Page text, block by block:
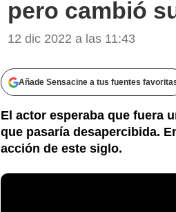
pero cambió
12 dic 2022 a las 11:43
Añade Sensacine a tus fuentes
El actor esperaba que fuera
que pasaría desapercibida.
acción de este siglo.